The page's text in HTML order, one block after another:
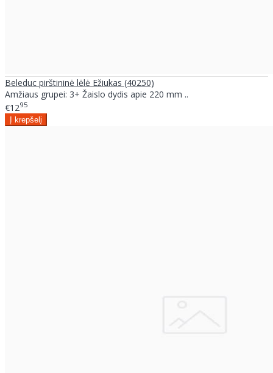
Beleduc pirštininė lėlė Ežiukas (40250)
Amžiaus grupei: 3+ Žaislo dydis apie 220 mm ..
€1295